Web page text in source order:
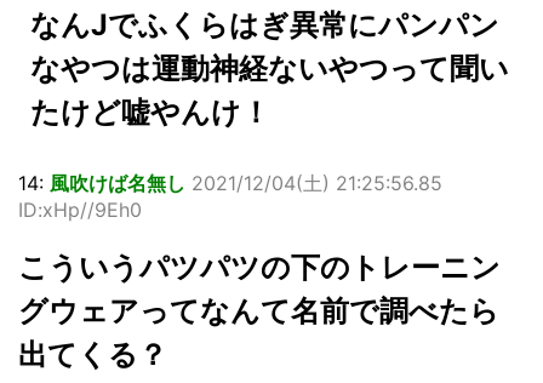
なんJでふくらはぎ異常にパンパン
なやつは運動神経ないやつって聞い
たけど嘘やんけ！
14: 風吹けば名無し 2021/12/04(土) 21:25:56.85
ID:xHp//9Eh0
こういうパツパツの下のトレーニン
グウェアってなんて名前で調べたら
出てくる？